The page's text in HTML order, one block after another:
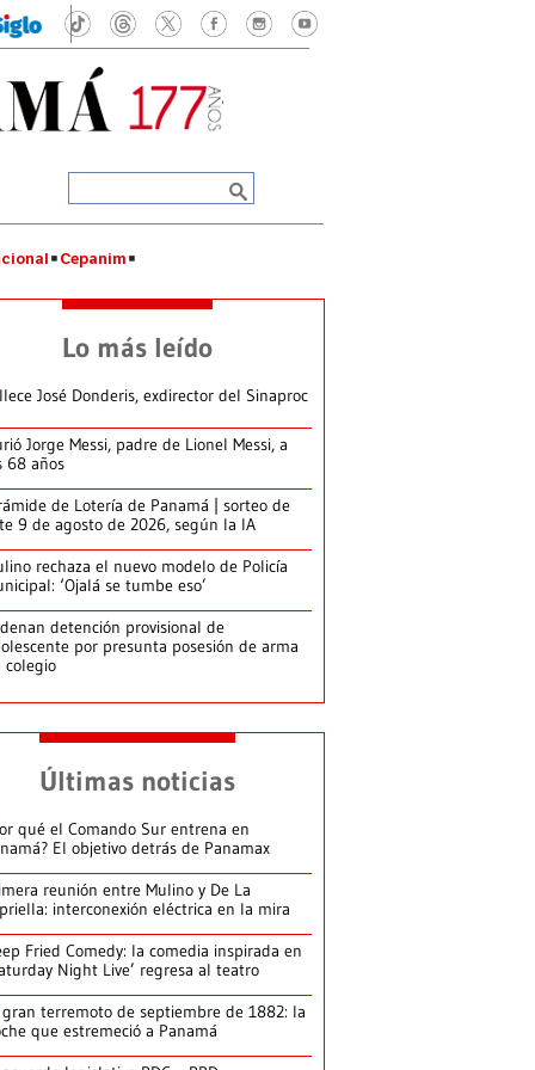
Cepanim
Lo más leído
José Donderis, exdirector del Sinaproc
Jorge Messi, padre de Lionel Messi, a
68 años
de Lotería de Panamá | sorteo de
9 de agosto de 2026, según la IA
rechaza el nuevo modelo de Policía
‘Ojalá se tumbe eso’
detención provisional de
por presunta posesión de arma
colegio
Últimas noticias
qué el Comando Sur entrena en
El objetivo detrás de Panamax
reunión entre Mulino y De La
interconexión eléctrica en la mira
Fried Comedy: la comedia inspirada en
Night Live’ regresa al teatro
terremoto de septiembre de 1882: la
que estremeció a Panamá